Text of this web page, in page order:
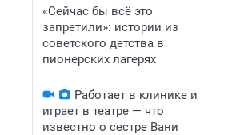
«Сейчас бы всё это
запретили»: истории из
советского детства в
пионерских лагерях
Работает в клинике и
играет в театре — что
известно о сестре Вани